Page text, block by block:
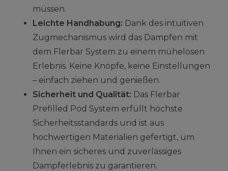
müssen.
Leichte Handhabung: Dank des intuitiven
Zugmechanismus wird das Dampfen mit
dem Flerbar System zu einem mühelosen
Erlebnis. Keine Knöpfe, keine Einstellungen
– einfach ziehen und genießen.
Sicherheit und Qualität: Das Flerbar
Prefilled Pod System erfüllt höchste
Sicherheitsstandards und ist aus
hochwertigen Materialien gefertigt, um
Ihnen ein sicheres und zuverlässiges
Dampferlebnis zu garantieren.